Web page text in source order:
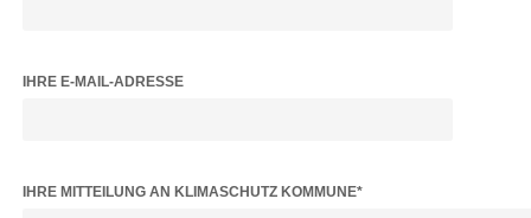
IHRE E-MAIL-ADRESSE
BITTE LASSE DIESES FELD LEER.
IHRE MITTEILUNG AN KLIMASCHUTZ KOMMUNE*